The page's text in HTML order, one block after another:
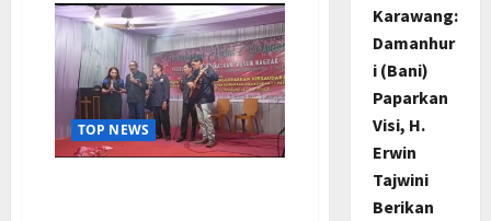
263
KUHP
Yang
Didakwakan
Tak
Terbukti
Di
Pengadilan,
Tim
Pengacara
Mantan
TOP NEWS
Karawang:
Damanhur
i (Bani)
Paparkan
Visi, H.
Erwin
Tajwini
Berikan